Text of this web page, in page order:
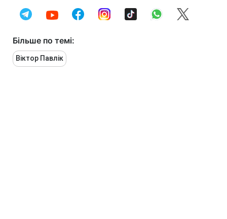
Більше по темі:
Віктор Павлік